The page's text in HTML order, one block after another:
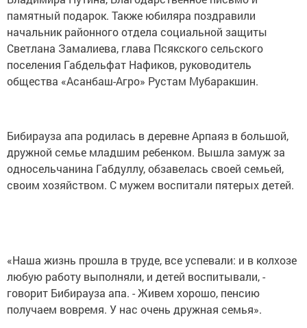
памятный подарок. Также юбиляра поздравили
начальник районного отдела социальной защиты
Светлана Замалиева, глава Псякского сельского
поселения Габдельфат Нафиков, руководитель
общества «Асанбаш-Агро» Рустам Мубаракшин.
Бибирауза апа родилась в деревне Арпаяз в большой,
дружной семье младшим ребенком. Вышла замуж за
односельчанина Габдуллу, обзавелась своей семьей,
своим хозяйством. С мужем воспитали пятерых детей.
«Наша жизнь прошла в труде, все успевали: и в колхозе
любую работу выполняли, и детей воспитывали, -
говорит Бибирауза апа. - Живем хорошо, пенсию
получаем вовремя. У нас очень дружная семья».